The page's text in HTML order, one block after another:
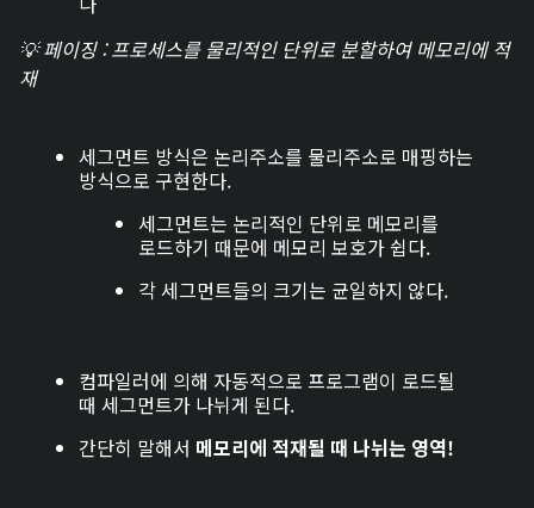
💡 페이징 : 프로세스를 물리적인 단위로 분할하여 메모리에 적
재
세그먼트 방식은 논리주소를 물리주소로 매핑하는
방식으로 구현한다.
세그먼트는 논리적인 단위로 메모리를
로드하기 때문에 메모리 보호가 쉽다.
각 세그먼트들의 크기는 균일하지 않다.
컴파일러에 의해 자동적으로 프로그램이 로드될
때 세그먼트가 나뉘게 된다.
간단히 말해서 메모리에 적재될 때 나뉘는 영역!